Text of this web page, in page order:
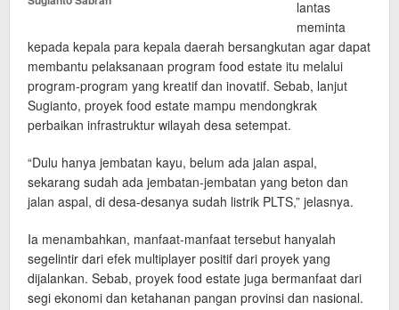
lantas
meminta
kepada kepala para kepala daerah bersangkutan agar dapat
membantu pelaksanaan program food estate itu melalui
program-program yang kreatif dan inovatif. Sebab, lanjut
Sugianto, proyek food estate mampu mendongkrak
perbaikan infrastruktur wilayah desa setempat.
“Dulu hanya jembatan kayu, belum ada jalan aspal,
sekarang sudah ada jembatan-jembatan yang beton dan
jalan aspal, di desa-desanya sudah listrik PLTS,” jelasnya.
Ia menambahkan, manfaat-manfaat tersebut hanyalah
segelintir dari efek multiplayer positif dari proyek yang
dijalankan. Sebab, proyek food estate juga bermanfaat dari
segi ekonomi dan ketahanan pangan provinsi dan nasional.